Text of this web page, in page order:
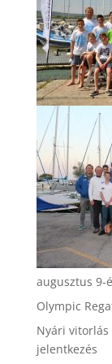
augusztus 9-
Olympic
Nyári
jelentkezés